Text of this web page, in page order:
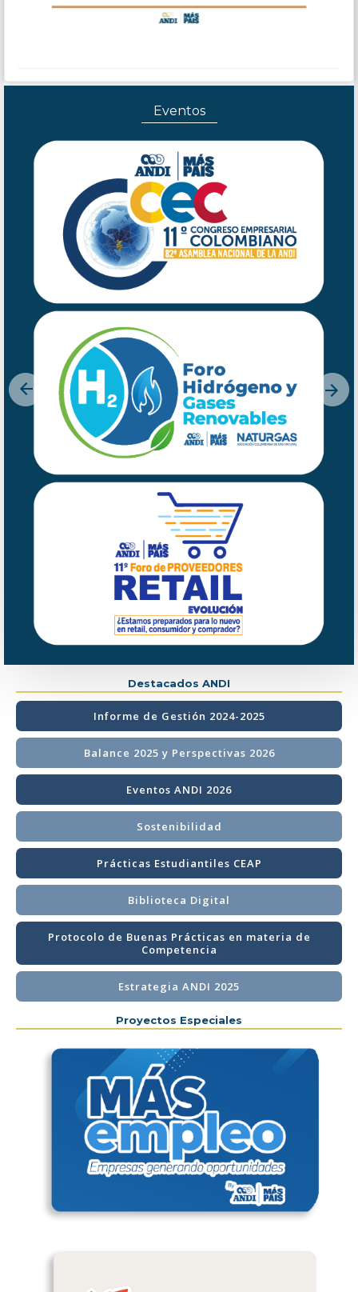
Eventos
Previous Next
Destacados ANDI
Informe de Gestión 2024-2025
Balance 2025 y Perspectivas 2026
Eventos ANDI 2026
Sostenibilidad
Prácticas Estudiantiles CEAP
Biblioteca Digital
Protocolo de Buenas Prácticas en materia de
Competencia
Estrategia ANDI 2025
Proyectos Especiales